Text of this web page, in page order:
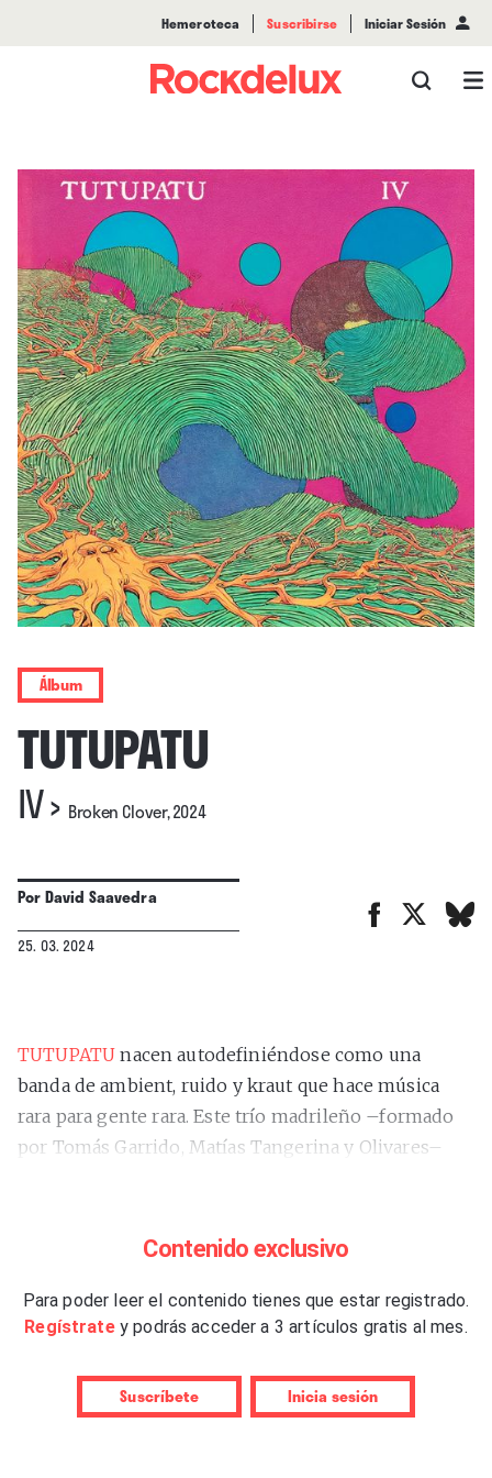
Hemeroteca Suscribirse Iniciar Sesión
Álbum
TUTUPATU
IV› Broken Clover, 2024
PorDavid Saavedra
25. 03. 2024
TUTUPATU nacen autodefiniéndose como una
banda de ambient, ruido y kraut que hace música
rara para gente rara. Este trío madrileño –formado
por Tomás Garrido, Matías Tangerina y Olivares–
los drones, la música étnica y otros sonidos
desfilado figuran Fira Fem, Raisa y Ganz y, de cara a
este álbum de debut, decidieron encerrarse en un
Tal vez por su carácter de carta de presentación, la
Contenido exclusivo
Para poder leer el contenido tienes que estar registrado.
Regístrate y podrás acceder a 3 artículos gratis al mes.
Suscríbete Inicia sesión